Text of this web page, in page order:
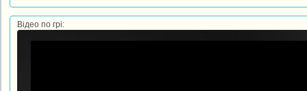
Відео по грі: